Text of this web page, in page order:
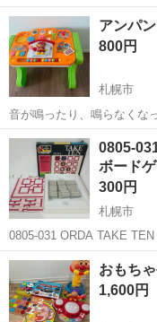
いん 子供がもう使わなくなったので出品致します。 使用感はあります
が、綺麗に使っていたので
北海道 札幌市 琴似駅
アンパ
800円
札幌市
音が鳴ったり、鳴らなくなったりします。 子
で、ご理解ある方でお願い
北海道 札幌市
0805-
ボード
300円
札幌市
0805-031 ORDA TAKE
【状態】 ・使用に伴う多
ざいます ・詳細は現地で
北海道 札幌市 おも
おもち
1,600円